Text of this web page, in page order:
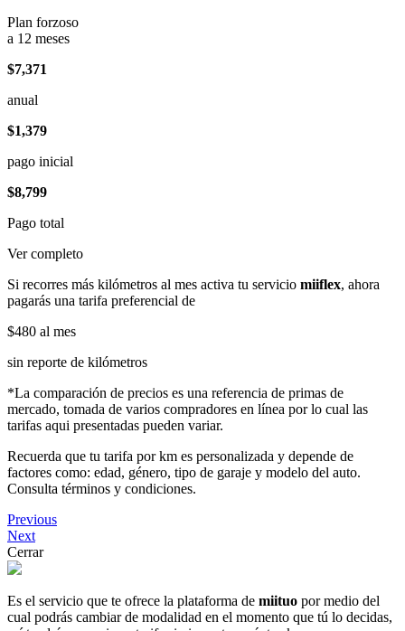
Plan forzoso
a 12 meses
$7,371
anual
$1,379
pago inicial
$8,799
Pago total
Ver completo
Si recorres más kilómetros al mes activa tu servicio miiflex, ahora
pagarás una tarifa preferencial de
$480 al mes
sin reporte de kilómetros
*La comparación de precios es una referencia de primas de
mercado, tomada de varios compradores en línea por lo cual las
tarifas aqui presentadas pueden variar.
Recuerda que tu tarifa por km es personalizada y depende de
factores como: edad, género, tipo de garaje y modelo del auto.
Consulta términos y condiciones.
Previous
Next
Cerrar
Es el servicio que te ofrece la plataforma de miituo por medio del
cual podrás cambiar de modalidad en el momento que tú lo decidas,